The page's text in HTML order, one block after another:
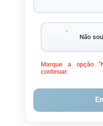
Não
Marque a opção
continuar.